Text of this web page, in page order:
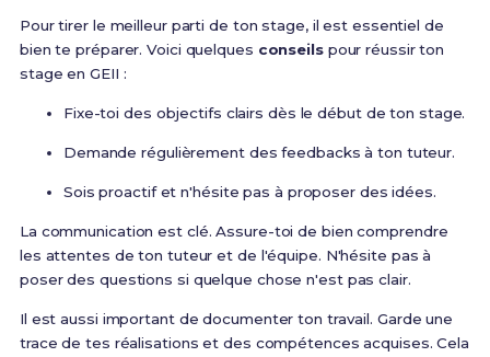
Pour tirer le meilleur parti de ton stage, il est essentiel de
bien te préparer. Voici quelques conseilspour réussir ton
stage en GEII :
Fixe-toi des objectifs clairs dès le début de ton stage.
Demande régulièrement des feedbacks à ton tuteur.
Sois proactif et n'hésite pas à proposer des idées.
La communication est clé. Assure-toi de bien comprendre
les attentes de ton tuteur et de l'équipe. N'hésite pas à
poser des questions si quelque chose n'est pas clair.
Il est aussi important de documenter ton travail. Garde une
trace de tes réalisations et des compétences acquises. Cela